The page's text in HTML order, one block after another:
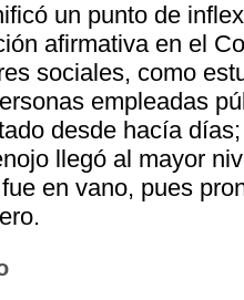
un punto de
afirmativa en el
sociales, como
empleadas
desde hacía
llegó al mayor
en vano, pues